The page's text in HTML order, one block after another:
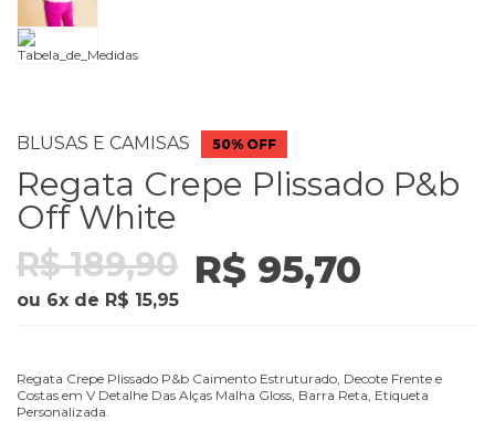
BLUSAS E CAMISAS 50% OFF
Regata Crepe Plissado P&b
Off White
R$ 189,90 R$ 95,70
ou 6x de R$ 15,95
Regata Crepe Plissado P&b Caimento Estruturado, Decote Frente e
Costas em V Detalhe Das Alças Malha Gloss, Barra Reta, Etiqueta
Personalizada.